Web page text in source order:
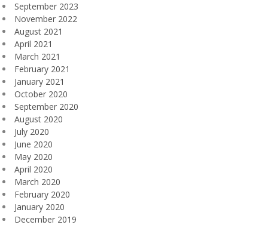
September 2023
November 2022
August 2021
April 2021
March 2021
February 2021
January 2021
October 2020
September 2020
August 2020
July 2020
June 2020
May 2020
April 2020
March 2020
February 2020
January 2020
December 2019